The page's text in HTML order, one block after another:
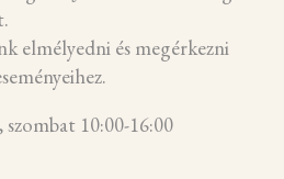
elmélyedni és megérkezni
10:00-16:00